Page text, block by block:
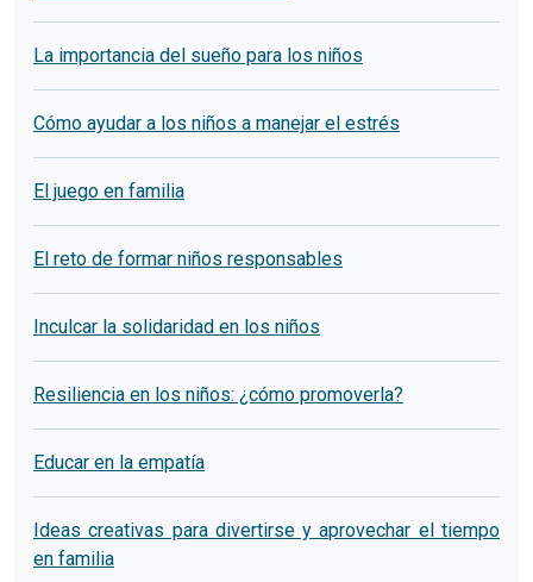
La importancia del sueño para los niños
Cómo ayudar a los niños a manejar el estrés
El juego en familia
El reto de formar niños responsables
Inculcar la solidaridad en los niños
Resiliencia en los niños: ¿cómo promoverla?
Educar en la empatía
Ideas creativas para divertirse y aprovechar el tiempo
en familia